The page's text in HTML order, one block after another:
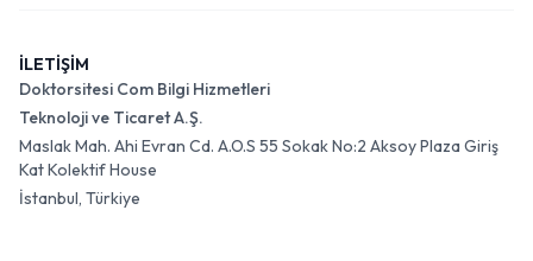
İLETİŞİM
Doktorsitesi Com Bilgi Hizmetleri
Teknoloji ve Ticaret A.Ş.
Maslak Mah. Ahi Evran Cd. A.O.S 55 Sokak No:2 Aksoy Plaza Giriş
Kat Kolektif House
İstanbul, Türkiye